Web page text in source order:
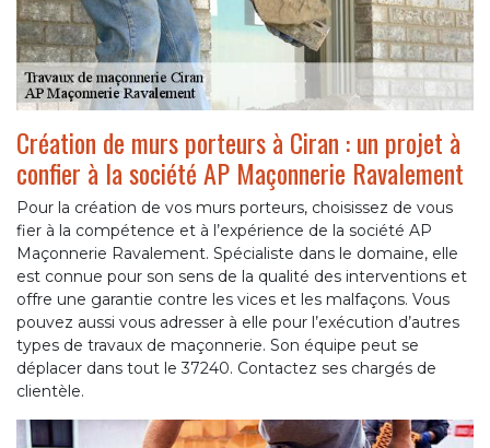
Création de murs porteurs à Ciran : un projet à
confier à la société AP Maçonnerie Ravalement
Pour la création de vos murs porteurs, choisissez de vous
fier à la compétence et à l’expérience de la société AP
Maçonnerie Ravalement. Spécialiste dans le domaine, elle
est connue pour son sens de la qualité des interventions et
offre une garantie contre les vices et les malfaçons. Vous
pouvez aussi vous adresser à elle pour l’exécution d’autres
types de travaux de maçonnerie. Son équipe peut se
déplacer dans tout le 37240. Contactez ses chargés de
clientèle.